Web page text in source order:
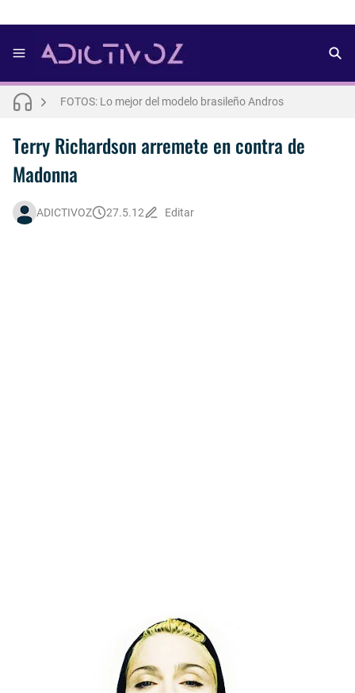
FOTOS: Lo mejor del modelo brasileño Andros
Terry Richardson arremete en contra de
Madonna
ADICTIVOZ 27.5.12 Editar